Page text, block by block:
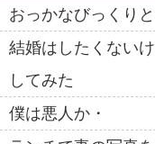
おっかなびっくり
結婚はしたくない
してみた
僕は悪人か・